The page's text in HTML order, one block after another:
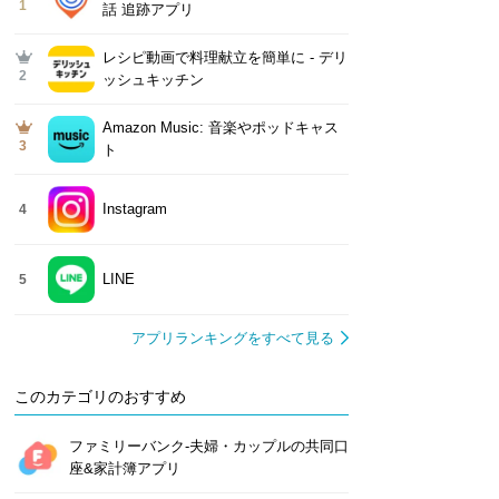
1 話 追跡アプリ
2
レシピ動画で料理献立を簡単‪に - デリ
ッシュキッチン
3
Amazon Music: 音楽やポッドキャス
ト
4 Instagram
5 LINE
アプリランキングをすべて見る
このカテゴリのおすすめ
ファミリーバンク-夫婦・カップルの共同口
座&家計簿アプリ